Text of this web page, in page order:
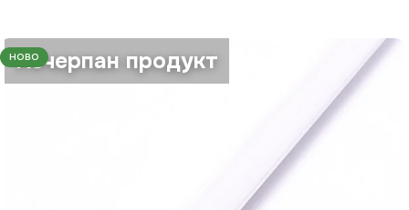
НОВО
Изчерпан продукт